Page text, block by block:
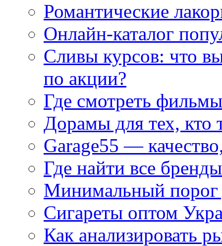
Романтические
Онлайн-каталог
Сливы курсов: что
по акции?
Где смотреть
Дорамы для тех, кто
Garage55 —
Где найти все
Минимальный порог
Сигареты оптом
Как анализировать